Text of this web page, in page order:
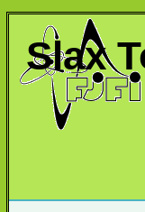
Slax